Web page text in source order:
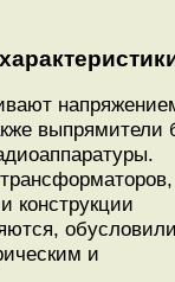
выпрямители
конструкции
и